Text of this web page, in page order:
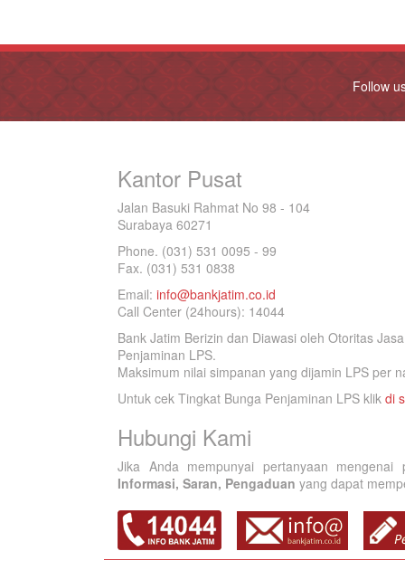
Follow
Kantor Pusat
Jalan Basuki Rahmat No 98 - 104
Surabaya 60271
Phone. (031) 531 0095 - 99
Fax. (031) 531 0838
Email: info@bankjatim.co.id
Call Center (24hours): 14044
Bank Jatim Berizin dan Diawasi oleh Otoritas
Penjaminan LPS.
Maksimum nilai simpanan yang dijamin LPS per
Untuk cek Tingkat Bunga Penjaminan LPS klik di
Hubungi Kami
Jika Anda mempunyai pertanyaan
Informasi, Saran, Pengaduan yang dapat